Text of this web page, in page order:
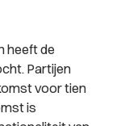
heeft de
Partijen
voor tien
is